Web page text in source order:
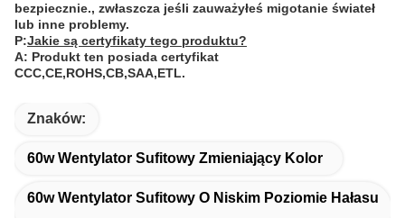
bezpiecznie., zwłaszcza jeśli zauważyłeś migotanie świateł
lub inne problemy.
P:Jakie są certyfikaty tego produktu?
A: Produkt ten posiada certyfikat
CCC,CE,ROHS,CB,SAA,ETL.
Znaków:
60w Wentylator Sufitowy Zmieniający Kolor
60w Wentylator Sufitowy O Niskim Poziomie Hałasu